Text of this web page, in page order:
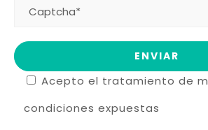
Acepto el tratamiento de
condiciones expuestas